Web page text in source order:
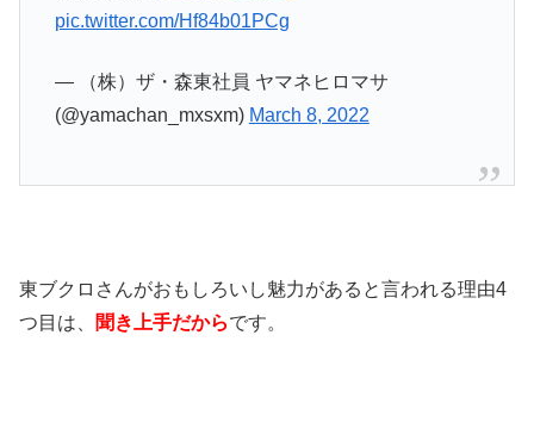
pic.twitter.com/Hf84b01PCg
— （株）ザ・森東社員 ヤマネヒロマサ
(@yamachan_mxsxm) March 8, 2022
東ブクロさんがおもしろいし魅力があると言われる理由4
つ目は、
聞き上手だからです。